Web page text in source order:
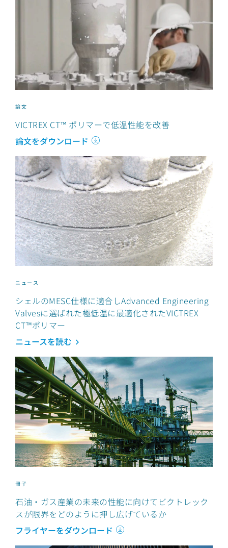
論文
VICTREX CT™ ポリマーで低温性能を改善
論文をダウンロード
ニュース
シェルのMESC仕様に適合しAdvanced Engineering
Valvesに選ばれた極低温に最適化されたVICTREX
CT™ポリマー
ニュースを読む
冊子
石油・ガス産業の未来の性能に向けてビクトレック
スが限界をどのように押し広げているか
フライヤーをダウンロード